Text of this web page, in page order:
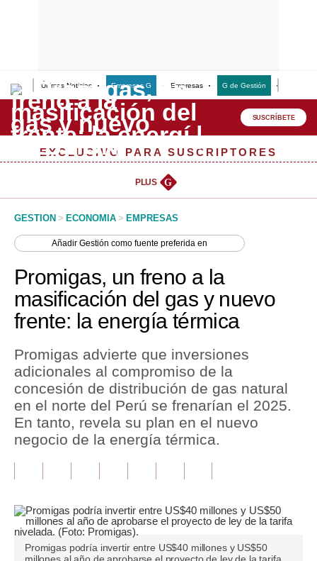
Últimas Noticias Empresas G Empresas G de Gestión
Lo último
Peru Quiosco
Management & Empleo
Perú
Política
Finanzas Personales
Inmobiliarias
Plus G
Pregunta de hoy
Blogs
SUSCRÍBETE
EXCLUSIVO PARA SUSCRIPTORES
PLUS G
GESTION > ECONOMIA > EMPRESAS
AñadirGestión como fuente preferida en
Promigas, un freno a la
masificación del gas y nuevo
frente: la energía térmica
Promigas advierte que inversiones
adicionales al compromiso de la
concesión de distribución de gas natural
en el norte del Perú se frenarían el 2025.
En tanto, revela su plan en el nuevo
negocio de la energía térmica.
Promigas podría invertir entre US$40 millones y US$50